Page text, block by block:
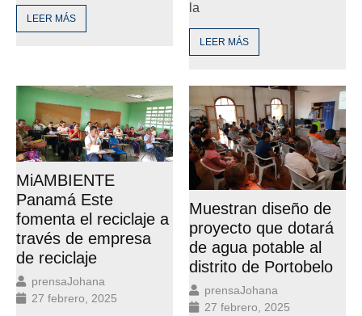
LEER MÁS
la
LEER MÁS
MiAMBIENTE
Panamá Este
fomenta el reciclaje a
través de empresa
de reciclaje
prensaJohana
27 febrero, 2025
Muestran diseño de
proyecto que dotará
de agua potable al
distrito de Portobelo
prensaJohana
27 febrero, 2025